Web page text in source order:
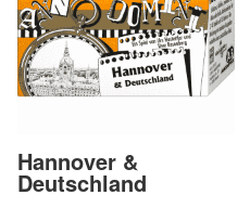
Hannover &
Deutschland